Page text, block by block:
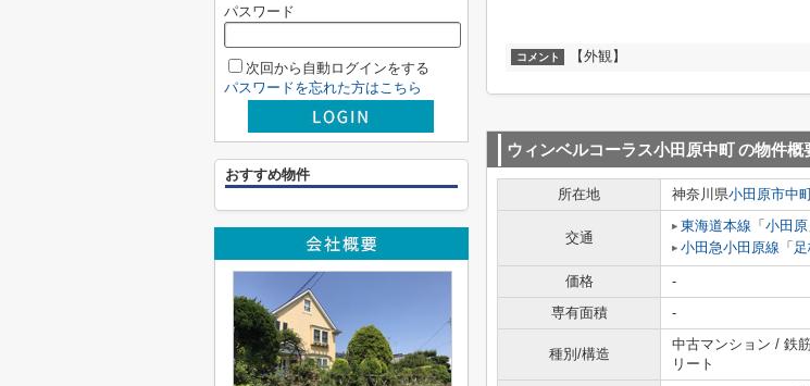
コメント 【外観】
ウィンベルコーラス小田原中町の物件概
所在地 神奈川県小田原市中
交通
東海道本線 「 小田原
小田急小田原線 「
価格 -
専有面積
-
種別/構造
中古マンション / 鉄
リート
パスワード
次回から自動ログインをする
パスワードを忘れた方はこちら
おすすめ物件